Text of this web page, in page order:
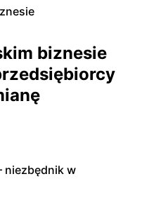
biznesie